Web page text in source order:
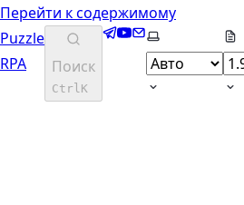
Перейти к содержимому
Puzzle
RPA
Поиск
CtrlK
Telegram
YouTube
EmailВыберите тему